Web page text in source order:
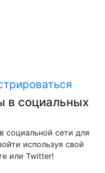
в социальных
социальной сети для
используя свой
или Twitter!